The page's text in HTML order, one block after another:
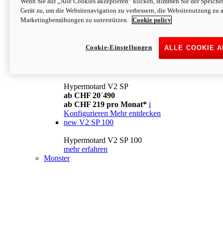
Konfigurieren Mehr entdecken
newV2
ab CHF 169 pro Monat* i
Mehr entdecken
Hypermotard V2 SP
ab CHF 20´490
ab CHF 219 pro Monat* i
Konfigurieren Mehr entdecken
new V2 SP 100
Hypermotard V2 SP 100
mehr erfahren
Monster
Gerät zu, um die Websitenavigation zu verbessern, die Websitenutzung zu
Marketingbemühungen zu unterstützen.
Cookie policy
ALLE COOKIE
Cookie-Einstellungen